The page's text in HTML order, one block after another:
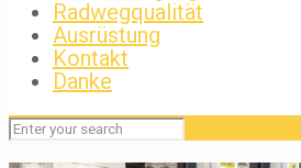
Radwegqualität
Ausrüstung
Kontakt
Danke